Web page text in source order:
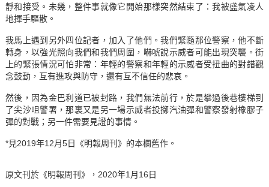
靜和接受。未幾，整件事就像它開始那樣突然結束了：我被盛氣凌人
地揮手驅散。
我馬上遇到另外四位記者，加入了他們。我們緊隨那位警察，他不斷
轉身，以強光照向我們和我們周圍，嚇唬說示威者可能出現突襲。街
上的緊張情況可怕非常：年輕的警察和年輕的示威者受扭曲的對錯觀
念鼓動，互有進攻與防守，還有互不信任的悲哀。
然後，因為金巴利道已被封路，我們無法前行，於是攀過後巷樓梯到
了尖沙咀警署，那裏又是另一場示威者投擲汽油彈和警察發射橡膠子
彈的對戰；另一件需要見證的事情。
*見2019年12月5日《明報周刊》的本欄舊作。
原文刊於《明報周刊》，2020年1月16日